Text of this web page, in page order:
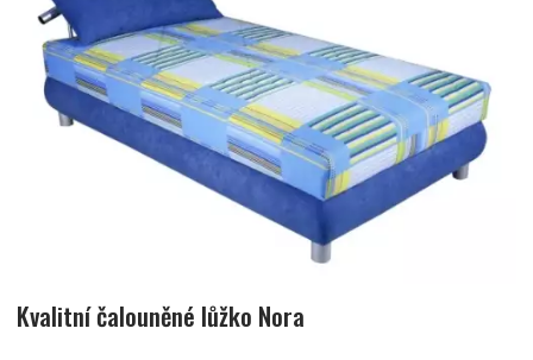
Kvalitní čalouněné lůžko Nora